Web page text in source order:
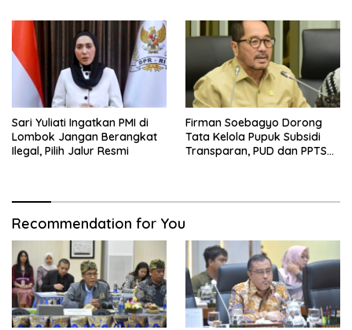
Sari Yuliati Ingatkan PMI di
Lombok Jangan Berangkat
Ilegal, Pilih Jalur Resmi
Firman Soebagyo Dorong
Tata Kelola Pupuk Subsidi
Transparan, PUD dan PPTS
Recommendation for You